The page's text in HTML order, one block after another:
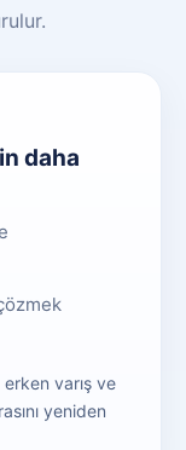
daha
varış ve
yeniden